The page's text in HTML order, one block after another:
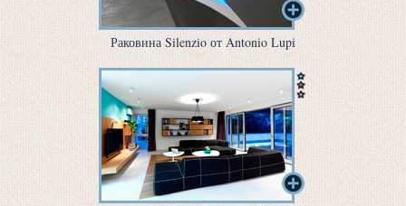
Раковина Silenzio от Antonio Lupi